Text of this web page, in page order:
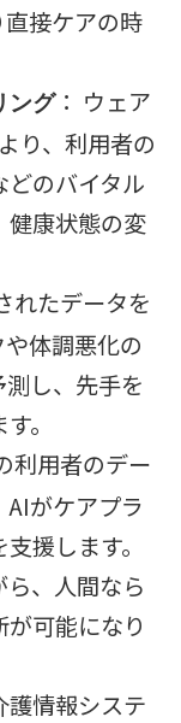
接ケアの時
ング： ウェア
り、利用者の
のバイタル
健康状態の変
れたデータを
体調悪化の
し、先手を
。
利用者のデー
がケアプラ
援します。
、人間なら
可能になり
護情報システ